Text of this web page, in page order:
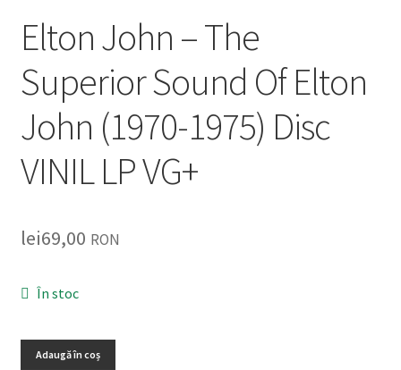
Elton John – The
Superior Sound Of Elton
John (1970-1975) Disc
VINIL LP VG+
lei69,00 RON
În stoc
Adaugă în coș